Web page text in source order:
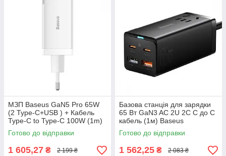
МЗП Baseus GaN5 Pro 65W
(2 Type-С+USB ) + Кабель
Type-C to Type-C 100W (1m)
white
Готово до відправки
1 605,27 ₴ 2 199 ₴
Базова станція для зарядки
65 Вт GaN3 AC 2U 2C C до C
кабель (1м) Baseus
(PSZM000001) Чорний
Готово до відправки
1 562,25 ₴ 2 083 ₴